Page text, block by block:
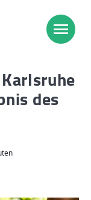
des